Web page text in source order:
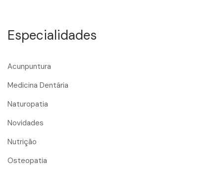
Especialidades
Acunpuntura
Medicina Dentária
Naturopatia
Novidades
Nutrição
Osteopatia